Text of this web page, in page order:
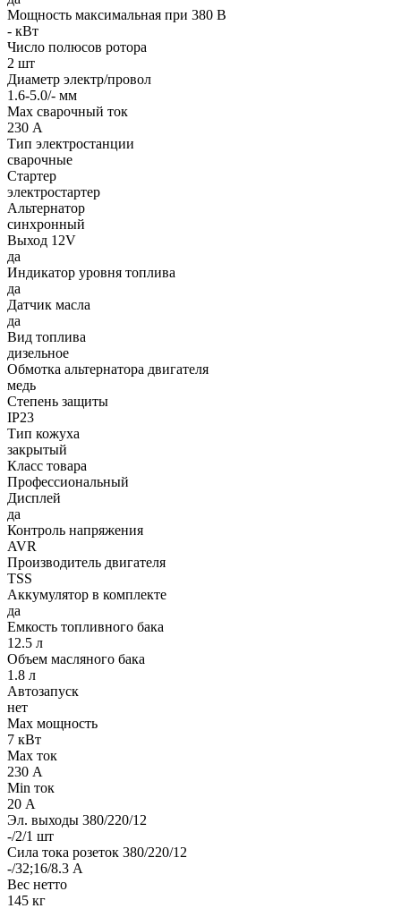
Мощность максимальная при 380 В
- кВт
Число полюсов ротора
2 шт
Диаметр электр/провол
1.6-5.0/- мм
Max сварочный ток
230 А
Тип электростанции
сварочные
Стартер
электростартер
Альтернатор
синхронный
Выход 12V
да
Индикатор уровня топлива
да
Датчик масла
да
Вид топлива
дизельное
Обмотка альтернатора двигателя
медь
Степень защиты
IP23
Тип кожуха
закрытый
Класс товара
Профессиональный
Дисплей
да
Контроль напряжения
AVR
Производитель двигателя
TSS
Аккумулятор в комплекте
да
Емкость топливного бака
12.5 л
Объем масляного бака
1.8 л
Автозапуск
нет
Max мощность
7 кВт
Max ток
230 А
Min ток
20 А
Эл. выходы 380/220/12
-/2/1 шт
Сила тока розеток 380/220/12
-/32;16/8.3 А
Вес нетто
145 кг